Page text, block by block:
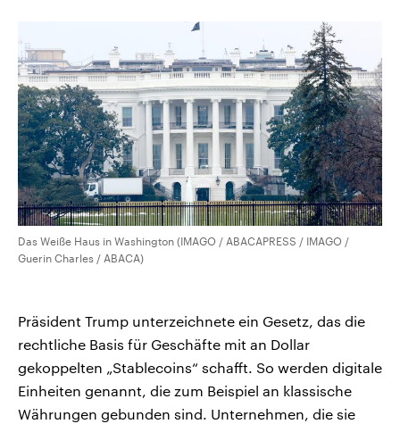
Wahlprogramme, aktuelle Berichte
und Hintergründe zu den Parteien
und Kandidaten der anstehenden
Wahl.
Sendungen Programm Podcasts
Audio-Archiv
Das Weiße Haus in Washington (IMAGO / ABACAPRESS / IMAGO /
Guerin Charles / ABACA)
Präsident Trump unterzeichnete ein Gesetz, das die
rechtliche Basis für Geschäfte mit an Dollar
gekoppelten „Stablecoins“ schafft. So werden digitale
Einheiten genannt, die zum Beispiel an klassische
Währungen gebunden sind. Unternehmen, die sie